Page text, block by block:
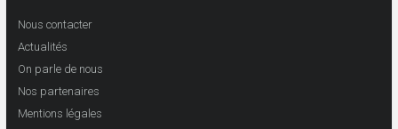
Nous contacter
Actualités
On parle de nous
Nos partenaires
Mentions légales